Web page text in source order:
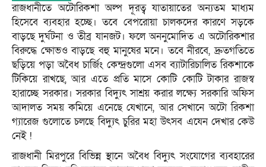
রাজধানীতে অটোরিকশা অল্প দূরত্ব যাতায়াতের অন্যতম মাধ্যম
হিসেবে ব্যবহার হচ্ছে। তবে বেপরোয়া চালকদের কারণে সড়কে
বাড়ছে দুর্ঘটনা ও তীব্র যানজট। ফলে অননুমোদিত এ অটোরিকশার
বিরুদ্ধে ক্ষোভও বাড়ছে বহু মানুষের মনে। তবে নীরবে, দ্রুতগতিতে
ছড়িয়ে পড়া অবৈধ চার্জিং কেন্দ্রগুলো এসব ব্যাটারিচালিত রিকশাকে
টিকিয়ে রাখছে, আর এতে প্রতি মাসে কোটি কোটি টাকার রাজস্ব
হারাচ্ছে সরকার। সরকার বিদ্যুৎ সাশ্রয় করার লক্ষ্যে সরকারি অফিস
আদালত সময় কমিয়ে এনেছে যেখানে, আর সেখানে অটো রিকশা
গ্যারেজ গুলোতে চলছে বিদ্যুৎ চুরির মহা উৎসব এযেন দেখার কেউ
নেই !
রাজধানী মিরপুরে বিভিন্ন স্থানে অবৈধ বিদ্যুৎ সংযোগের ব্যবহারের